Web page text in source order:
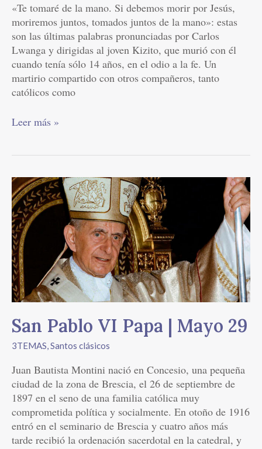
«Te tomaré de la mano. Si debemos morir por Jesús,
moriremos juntos, tomados juntos de la mano»: estas
son las últimas palabras pronunciadas por Carlos
Lwanga y dirigidas al joven Kizito, que murió con él
cuando tenía sólo 14 años, en el odio a la fe. Un
martirio compartido con otros compañeros, tanto
católicos como
Leer más »
San Pablo VI Papa | Mayo 29
3TEMAS,Santos clásicos
Juan Bautista Montini nació en Concesio, una pequeña
ciudad de la zona de Brescia, el 26 de septiembre de
1897 en el seno de una familia católica muy
comprometida política y socialmente. En otoño de 1916
entró en el seminario de Brescia y cuatro años más
tarde recibió la ordenación sacerdotal en la catedral, y
San
Pablo
VI
Papa
|
Mayo
29